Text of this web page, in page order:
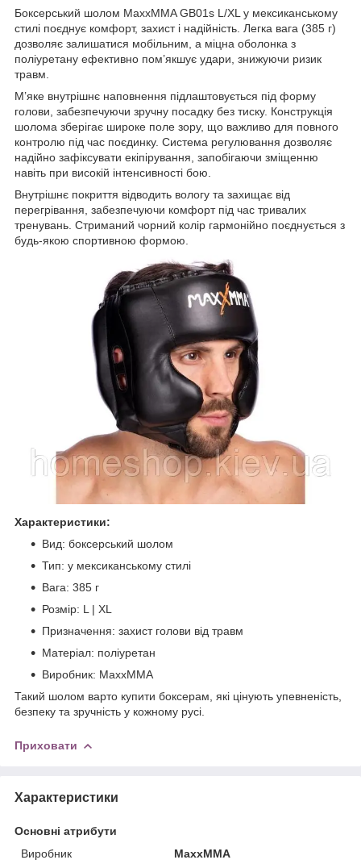
Боксерський шолом MaxxMMA GB01s L/XL у мексиканському
стилі поєднує комфорт, захист і надійність. Легка вага (385 г)
дозволяє залишатися мобільним, а міцна оболонка з
поліуретану ефективно пом’якшує удари, знижуючи ризик
травм.
М’яке внутрішнє наповнення підлаштовується під форму
голови, забезпечуючи зручну посадку без тиску. Конструкція
шолома зберігає широке поле зору, що важливо для повного
контролю під час поєдинку. Система регулювання дозволяє
надійно зафіксувати екіпірування, запобігаючи зміщенню
навіть при високій інтенсивності бою.
Внутрішнє покриття відводить вологу та захищає від
перегрівання, забезпечуючи комфорт під час тривалих
тренувань. Стриманий чорний колір гармонійно поєднується з
будь-якою спортивною формою.
Характеристики:
Вид: боксерський шолом
Тип: у мексиканському стилі
Вага: 385 г
Розмір: L | XL
Призначення: захист голови від травм
Матеріал: поліуретан
Виробник: MaxxMMA
Такий шолом варто купити боксерам, які цінують упевненість,
безпеку та зручність у кожному русі.
Приховати
Характеристики
Основні атрибути
Виробник
MaxxMMA